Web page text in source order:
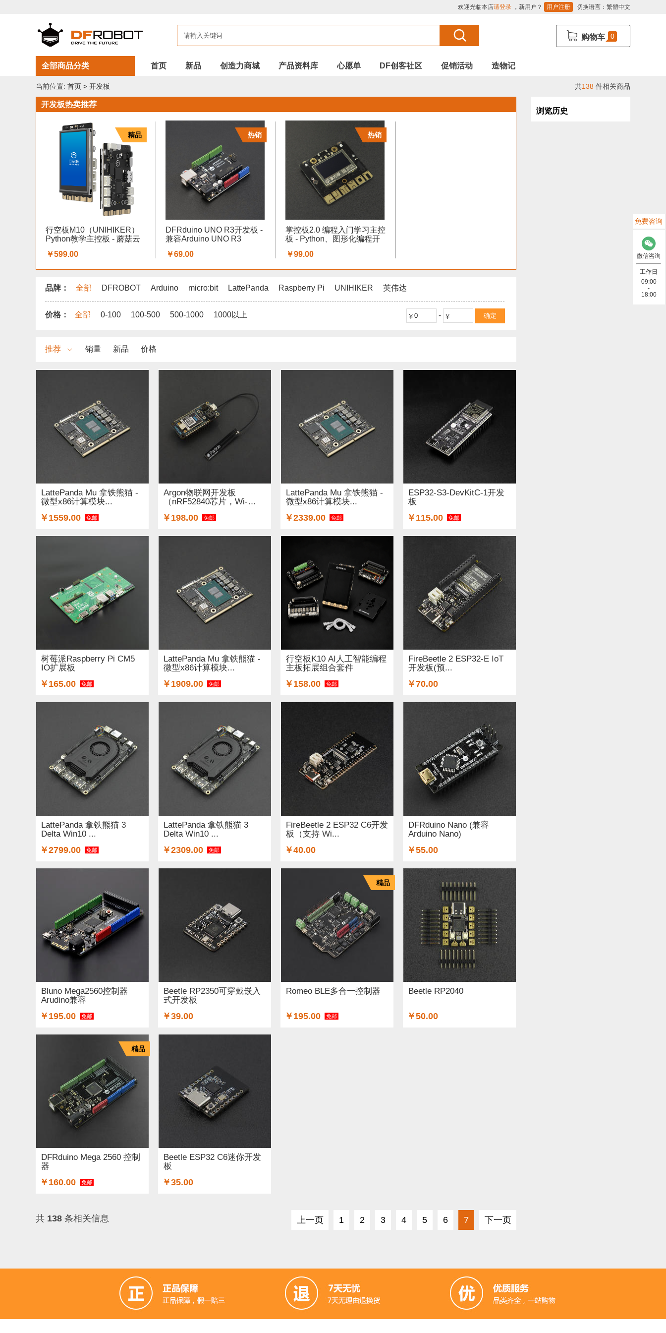
欢迎光临本店请登录 ，新用户？ 用户注册 切换语言： 繁體中文
购物车 0
全部商品分类 首页 新品 创造力商城 产品资料库 心愿单 DF创客社区 促销活动 造物记
当前位置: 首页 > 开发板 共138 件相关商品
开发板热卖推荐
精品
行空板M10（UNIHIKER）
Python教学主控板 - 蘑菇云
￥599.00
热销
DFRduino UNO R3开发板 -
兼容Arduino UNO R3
￥69.00
热销
掌控板2.0 编程入门学习主控
板 - Python、图形化编程开
￥99.00
品牌： 全部 DFROBOT Arduino micro:bit LattePanda Raspberry Pi UNIHIKER 英伟达
价格： 全部 0-100 100-500 500-1000 1000以上 -
推荐 销量 新品 价格
LattePanda Mu 拿铁熊猫 -
微型x86计算模块...
￥1559.00 免邮
Argon物联网开发板
（nRF52840芯片，Wi-
￥198.00 免邮
LattePanda Mu 拿铁熊猫 -
微型x86计算模块...
￥2339.00 免邮
ESP32-S3-DevKitC-1开发
板
￥115.00 免邮
树莓派Raspberry Pi CM5
IO扩展板
￥165.00 免邮
LattePanda Mu 拿铁熊猫 -
微型x86计算模块...
￥1909.00 免邮
行空板K10 AI人工智能编程
主板拓展组合套件
￥158.00 免邮
FireBeetle 2 ESP32-E IoT
开发板(预...
￥70.00
LattePanda 拿铁熊猫 3
Delta Win10 ...
￥2799.00 免邮
LattePanda 拿铁熊猫 3
Delta Win10 ...
￥2309.00 免邮
FireBeetle 2 ESP32 C6开发
板（支持 Wi...
￥40.00
DFRduino Nano (兼容
Arduino Nano)
￥55.00
Bluno Mega2560控制器
Arudino兼容
￥195.00 免邮
Beetle RP2350可穿戴嵌入
式开发板
￥39.00
Romeo BLE多合一控制器
￥195.00 免邮
精品
Beetle RP2040
￥50.00
DFRduino Mega 2560 控制
器
￥160.00 免邮
精品
Beetle ESP32 C6迷你开发
板
￥35.00
共 138 条相关信息 上一页 1 2 3 4 5 6 7 下一页
浏览历史
免费咨询
微信咨询
工作日
09:00
-
18:00